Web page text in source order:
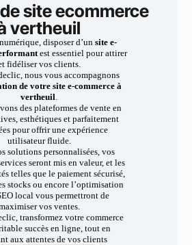
site ecommerce
vertheuil
disposer d’un site e-
est essentiel pour attirer
fidéliser vos clients.
nous vous accompagnons
de votre site e-commerce à
vertheuil.
des plateformes de vente en
esthétiques et parfaitement
pour offrir une expérience
utilisateur fluide.
solutions personnalisées, vos
seront mis en valeur, et les
telles que le paiement sécurisé,
stocks ou encore l’optimisation
local vous permettront de
vos ventes.
transformez votre commerce
succès en ligne, tout en
aux attentes de vos clients